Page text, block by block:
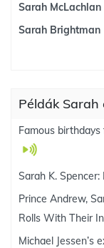
Sarah McLachlan
Sarah Brightman
Példák
Famous birthdays
Sarah K.
Prince Andrew,
Rolls With Their
Michael Jessen’s